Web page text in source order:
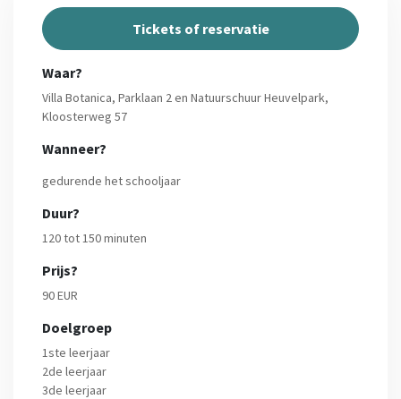
Tickets of reservatie
Waar?
Villa Botanica, Parklaan 2 en Natuurschuur Heuvelpark,
Kloosterweg 57
Wanneer?
gedurende het schooljaar
Duur?
120 tot 150 minuten
Prijs?
90 EUR
Doelgroep
1ste leerjaar
2de leerjaar
3de leerjaar